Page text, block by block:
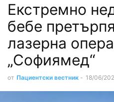
Екстремно
бебе
лазерна
„Софиямед“
от Пациентски вестник - 18/06/